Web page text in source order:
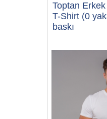
Toptan
T-Shirt (0
baskı